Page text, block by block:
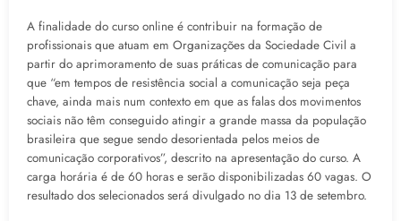
A finalidade do curso online é contribuir na formação de
profissionais que atuam em Organizações da Sociedade Civil a
partir do aprimoramento de suas práticas de comunicação para
que “em tempos de resistência social a comunicação seja peça
chave, ainda mais num contexto em que as falas dos movimentos
sociais não têm conseguido atingir a grande massa da população
brasileira que segue sendo desorientada pelos meios de
comunicação corporativos”, descrito na apresentação do curso. A
carga horária é de 60 horas e serão disponibilizadas 60 vagas. O
resultado dos selecionados será divulgado no dia 13 de setembro.